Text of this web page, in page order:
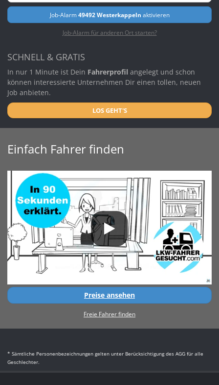
Job-Alarm49492 Westerkappeln aktivieren
Job-Alarm für anderen Ort starten?
SCHNELL & GRATIS
In nur 1 Minute ist Dein Fahrerprofil angelegt und schon
können interessierte Unternehmen Dir einen tollen, neuen
Job anbieten.
LOS GEHT'S
Einfach Fahrer finden
Preise ansehen
Freie Fahrer finden
* Sämtliche Personenbezeichnungen gelten unter Berücksichtigung des AGG für alle
Geschlechter.